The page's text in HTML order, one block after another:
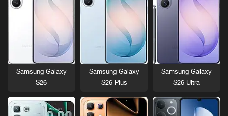
Samsung Galaxy
S26 Ultra
Samsung Galaxy
S26 Plus
Samsung Galaxy
S26